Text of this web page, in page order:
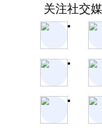
关注社交